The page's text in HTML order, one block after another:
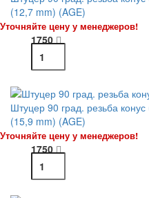
(12,7 mm) (AGE)
Уточняйте цену у менеджеров!
1750
Штуцер 90 град. резьба
(15,9 mm) (AGE)
Уточняйте цену у менеджеров!
1750